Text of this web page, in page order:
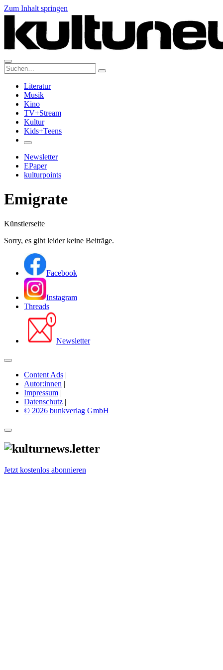
Zum Inhalt springen
Suche:
Literatur
Musik
Kino
TV+Stream
Kultur
Kids+Teens
Newsletter
EPaper
kulturpoints
Emigrate
Künstlerseite
Sorry, es gibt leider keine Beiträge.
Facebook
Instagram
Threads
Newsletter
Content Ads |
Autor:innen |
Impressum |
Datenschutz |
© 2026 bunkverlag GmbH
Jetzt kostenlos abonnieren